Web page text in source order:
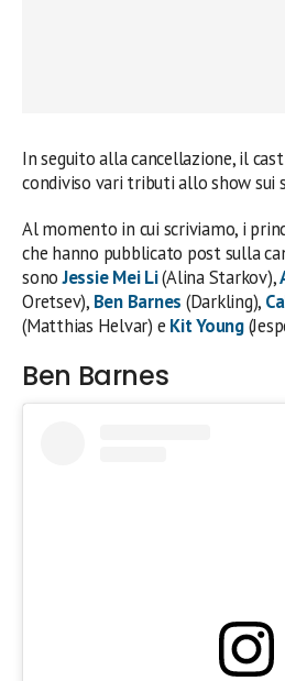
In seguito alla cancellazione, il
condiviso vari tributi allo show sui
Al momento in cui scriviamo, i
che hanno pubblicato post sulla
sonoJessie Mei Li(Alina Starkov),
Oretsev), Ben Barnes (Darkling),
(Matthias Helvar) e Kit Young
Ben Barnes